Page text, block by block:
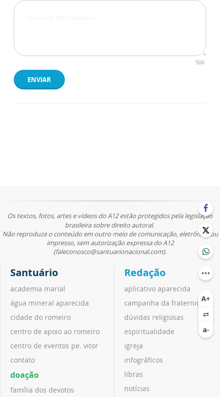
500
ENVIAR
Os textos, fotos, artes e vídeos do A12 estão protegidos pela legislação
brasileira sobre direito autoral.
Não reproduza o conteúdo em outro meio de comunicação, eletrônico ou
impresso, sem autorização expressa do A12
(faleconosco@santuarionacional.com).
Santuário
academia marial
água mineral aparecida
cidade do romeiro
centro de apoio ao romeiro
centro de eventos pe. vitor
contato
doação
família dos devotos
Redação
aplicativo aparecida
campanha da fraternidade
dúvidas religiosas
espiritualidade
igreja
infográficos
libras
notícias